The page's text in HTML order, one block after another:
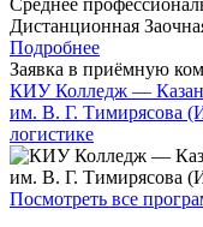
Дистанционная
Подробнее
Заявка в приёмную
КИУ Колледж —
им. В. Г. Тимирясова
логистике
Посмотреть все